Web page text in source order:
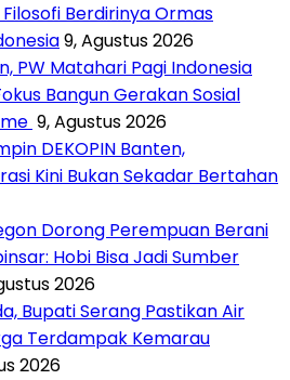
Berdirinya Ormas
9, Agustus 2026
PW Matahari Pagi Indonesia
Bangun Gerakan Sosial
9, Agustus 2026
DEKOPIN Banten,
Kini Bukan Sekadar Bertahan
Dorong Perempuan Berani
Hobi Bisa Jadi Sumber
2026
Bupati Serang Pastikan Air
Terdampak Kemarau
2026